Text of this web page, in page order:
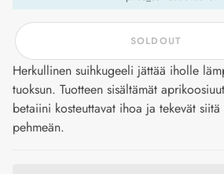
SOLDOUT
Herkullinen suihkugeeli jättää iholle
tuoksun. Tuotteen sisältämät
betaiini kosteuttavat ihoa ja tekevät siitä
pehmeän.